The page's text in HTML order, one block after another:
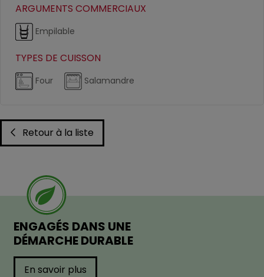
ARGUMENTS COMMERCIAUX
Empilable
TYPES DE CUISSON
Four Salamandre
Retour à la liste
ENGAGÉS DANS UNE
DÉMARCHE DURABLE
En savoir plus